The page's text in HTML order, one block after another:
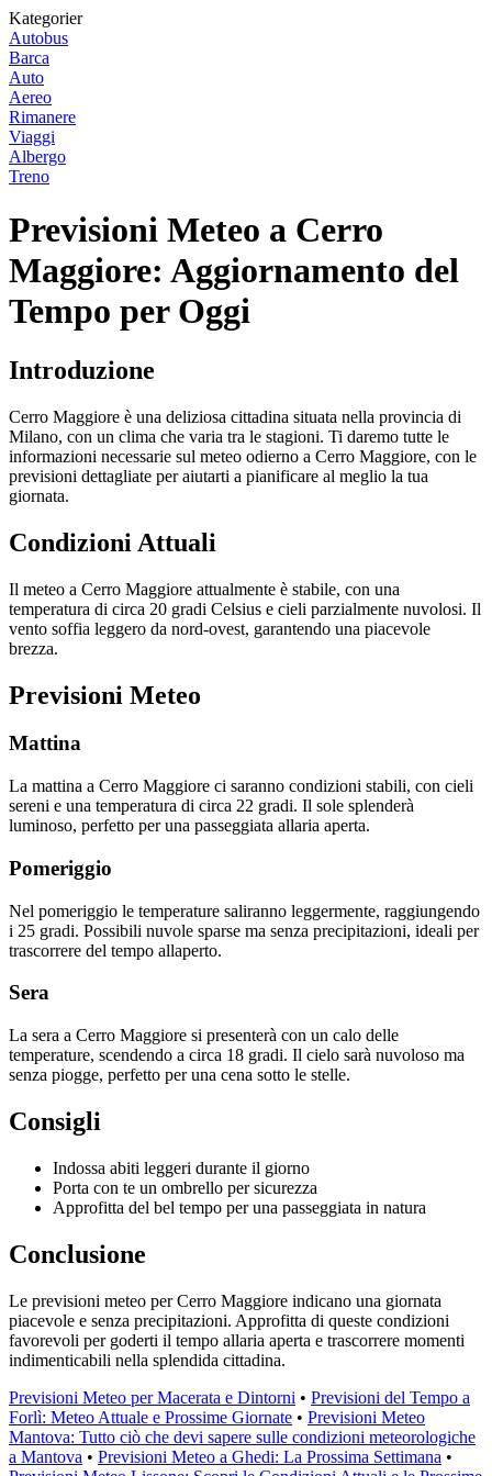
Kategorier
Autobus
Barca
Auto
Aereo
Rimanere
Viaggi
Albergo
Treno
Previsioni Meteo a Cerro
Maggiore: Aggiornamento del
Tempo per Oggi
Introduzione
Cerro Maggiore è una deliziosa cittadina situata nella provincia di
Milano, con un clima che varia tra le stagioni. Ti daremo tutte le
informazioni necessarie sul meteo odierno a Cerro Maggiore, con le
previsioni dettagliate per aiutarti a pianificare al meglio la tua
giornata.
Condizioni Attuali
Il meteo a Cerro Maggiore attualmente è stabile, con una
temperatura di circa 20 gradi Celsius e cieli parzialmente nuvolosi. Il
vento soffia leggero da nord-ovest, garantendo una piacevole
brezza.
Previsioni Meteo
Mattina
La mattina a Cerro Maggiore ci saranno condizioni stabili, con cieli
sereni e una temperatura di circa 22 gradi. Il sole splenderà
luminoso, perfetto per una passeggiata allaria aperta.
Pomeriggio
Nel pomeriggio le temperature saliranno leggermente, raggiungendo
i 25 gradi. Possibili nuvole sparse ma senza precipitazioni, ideali per
trascorrere del tempo allaperto.
Sera
La sera a Cerro Maggiore si presenterà con un calo delle
temperature, scendendo a circa 18 gradi. Il cielo sarà nuvoloso ma
senza piogge, perfetto per una cena sotto le stelle.
Consigli
Indossa abiti leggeri durante il giorno
Porta con te un ombrello per sicurezza
Approfitta del bel tempo per una passeggiata in natura
Conclusione
Le previsioni meteo per Cerro Maggiore indicano una giornata
piacevole e senza precipitazioni. Approfitta di queste condizioni
favorevoli per goderti il tempo allaria aperta e trascorrere momenti
indimenticabili nella splendida cittadina.
Previsioni Meteo per Macerata e Dintorni • Previsioni del Tempo a
Forlì: Meteo Attuale e Prossime Giornate • Previsioni Meteo
Mantova: Tutto ciò che devi sapere sulle condizioni meteorologiche
a Mantova • Previsioni Meteo a Ghedi: La Prossima Settimana •